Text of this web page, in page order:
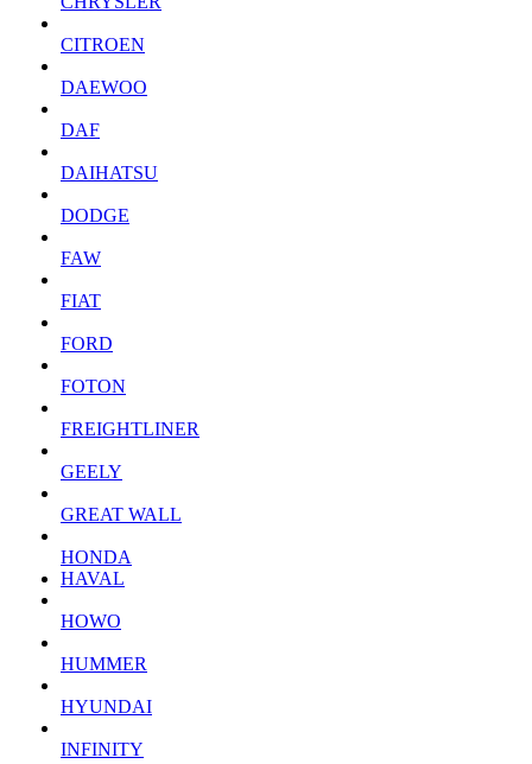
CITROEN
DAEWOO
DAF
DAIHATSU
DODGE
FAW
FIAT
FORD
FOTON
FREIGHTLINER
GEELY
GREAT WALL
HONDA
HAVAL
HOWO
HUMMER
HYUNDAI
INFINITY